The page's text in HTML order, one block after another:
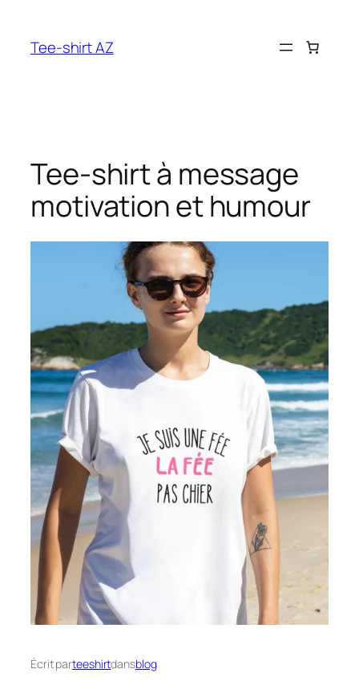
contenu
Tee-shirt AZ
Tee-shirt à message
motivation et humour
Écrit parteeshirtdansblog